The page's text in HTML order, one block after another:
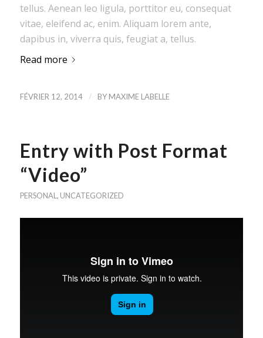
tellus. Aenean leo ligula, porttitor eu, consequat
vitae, eleifend ac, enim. Aliquam lorem ante,
dapibus in, viverra quis, feugiat a, tellus.
Read more
FÉVRIER 12, 2014 / BY MAXIME LABELLE
Entry with Post Format
“Video”
PERSONAL , UNCATEGORIZED